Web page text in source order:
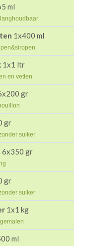
ml
1x400 ml
1x1 ltr
en vetten
gr
gr
suiker
6x350 gr
gr
suiker
1x1 kg
ml